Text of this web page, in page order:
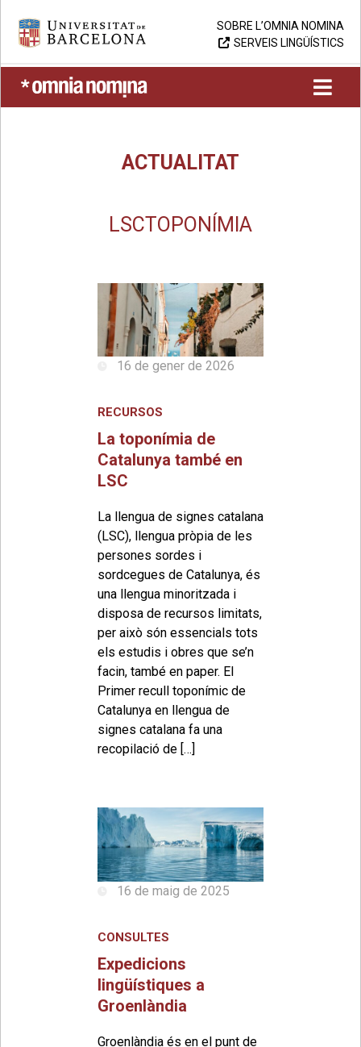
content
Universitat de Barcelona
SOBRE L’OMNIA NOMINA
SERVEIS LINGÜÍSTICS
UB > Omnia nomina
ACTUALITAT
LSCTOPONÍMIA
16 de gener de 2026
RECURSOS
La toponímia de
Catalunya també en
LSC
La llengua de signes catalana
(LSC), llengua pròpia de les
persones sordes i
sordcegues de Catalunya, és
una llengua minoritzada i
disposa de recursos limitats,
per això són essencials tots
els estudis i obres que se’n
facin, també en paper. El
Primer recull toponímic de
Catalunya en llengua de
signes catalana fa una
recopilació de […]
16 de maig de 2025
CONSULTES
Expedicions
lingüístiques a
Groenlàndia
Groenlàndia és en el punt de